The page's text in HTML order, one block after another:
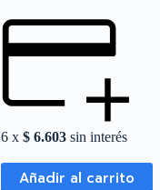
6 x $6.603sin interés
Añadir al carrito